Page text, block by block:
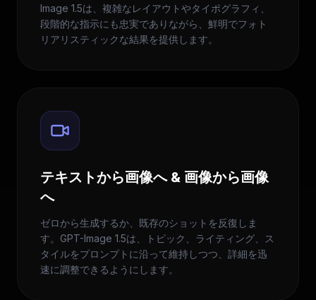
Image 1.5は、複雑なレイアウトやタイポグラフィ、
段階的な指示にも忠実でありながら、鮮明でフォト
リアリスティックな結果を提供します。
テキストから画像へ & 画像から画像
へ
ゼロから生成するか、既存のショットを反復しま
す。GPT-Image 1.5は、トピック、ライティング、ス
タイルをプロンプトに沿って維持しつつ、詳細を迅
速に調整できるようにします。